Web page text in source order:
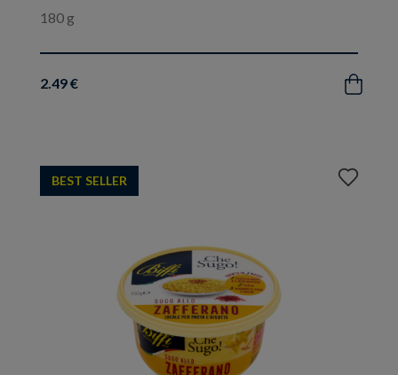
180 g
2.49 € Acquista
BEST SELLER
Aggiungi